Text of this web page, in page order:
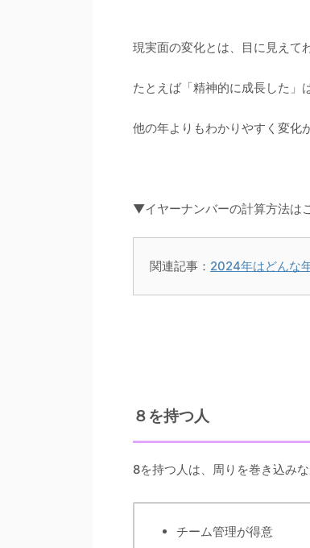
現実面の変化とは、目に見えて
たとえば「精神的に成長した」
他の年よりもわかりやすく変化
▼イヤーナンバーの計算方法は
関連記事： 2024年はどんな
８を持つ人
8を持つ人は、周りを巻き込み
チーム管理が得意